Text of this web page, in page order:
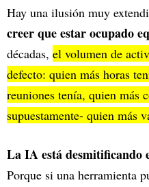
Hay una ilusión muy
creer que estar ocupado
décadas, el volumen de
defecto: quien más horas
reuniones tenía, quien más
supuestamente- quien más
La IA está desmitificando
Porque si una herramienta